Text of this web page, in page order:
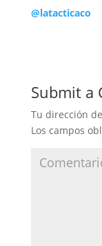
@latacticaco
Submit a
Tu dirección
Los campos